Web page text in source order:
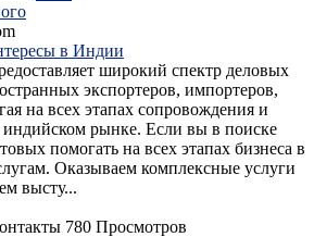
в Индии
широкий спектр деловых
экспортеров, импортеров,
на всех этапах сопровождения и
индийском рынке. Если вы в поиске
помогать на всех этапах бизнеса в
Оказываем комплексные услуги
высту...
780 Просмотров